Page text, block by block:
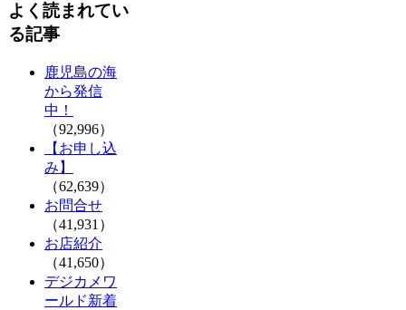
よく読まれてい
る記事
鹿児島の海
から発信
中！
（92,996）
【お申し込
み】
（62,639）
お問合せ
（41,931）
お店紹介
（41,650）
デジカメワ
ールド新着